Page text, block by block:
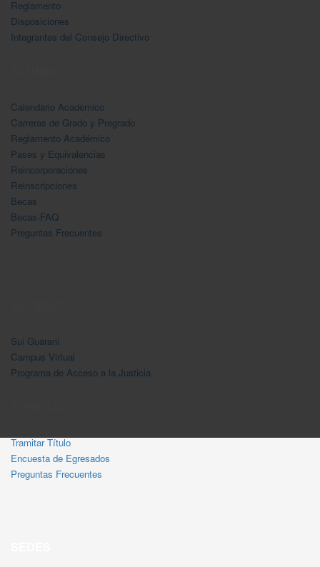
Reglamento
Disposiciones
Integrantes del Consejo Directivo
Calendario Acadėmico
Carreras de Grado y Pregrado
Reglamento Académico
Pases y Equivalencias
Reincorporaciones
Reinscripciones
Becas
Becas-FAQ
Preguntas Frecuentes
Sui Guarani
Campus Virtual
Programa de Acceso a la Justicia
Tramitar Título
Encuesta de Egresados
Preguntas Frecuentes